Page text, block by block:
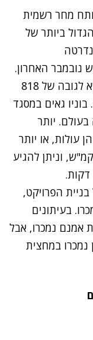
מחר רשמית
ביותר של
נובמבר האחרון.
הבניין שעלה 4.1 מיליארד דולר מתנשא לגובה של 818
על פני 160 קומות. בוניו גאים במסגד
יותר
עולות, או יותר
נכון ממריאות במהירות של יותר מ-35 קמ"ש, וניתן להגיע
הפרויקט,
בעיתונים
אמנם נמכרו, אבל
נמכרו במחצית